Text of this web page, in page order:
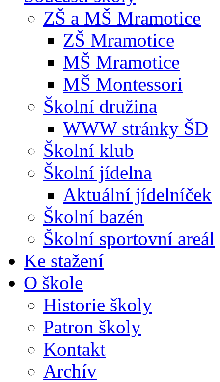
ZŠ a MŠ Mramotice
ZŠ Mramotice
MŠ Mramotice
MŠ Montessori
Školní družina
WWW stránky ŠD
Školní klub
Školní jídelna
Aktuální jídelníček
Školní bazén
Školní sportovní areál
Ke stažení
O škole
Historie školy
Patron školy
Kontakt
Archív